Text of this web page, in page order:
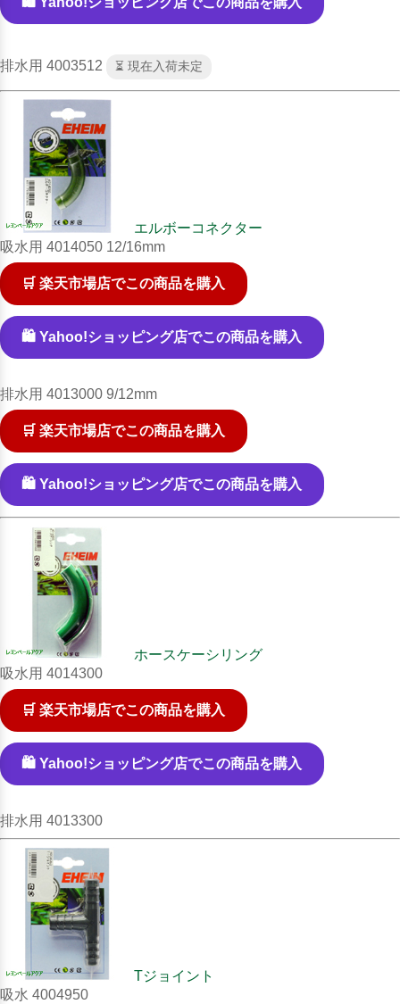
排水用 4003512 ⏳ 現在入荷未定
エルボーコネクター
吸水用 4014050 12/16mm
🛒 楽天市場店でこの商品を購入
🛍️ Yahoo!ショッピング店でこの商品を購入
排水用 4013000 9/12mm
🛒 楽天市場店でこの商品を購入
🛍️ Yahoo!ショッピング店でこの商品を購入
ホースケーシリング
吸水用 4014300
🛒 楽天市場店でこの商品を購入
🛍️ Yahoo!ショッピング店でこの商品を購入
排水用 4013300
Tジョイント
吸水 4004950